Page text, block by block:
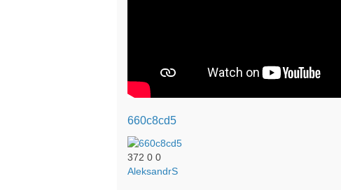
660c8cd5
372 0 0
AleksandrS